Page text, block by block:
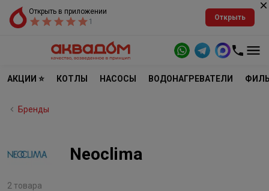
Открыть в приложении
1
Открыть
АКЦИИ ⭐ КОТЛЫ НАСОСЫ ВОДОНАГРЕВАТЕЛИ
Бренды
Neoclima
2 товара